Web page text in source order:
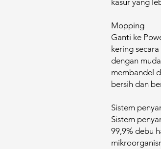
kasur yang
Mopping​
Ganti ke
kering
dengan
membandel
bersih dan
Sistem
Sistem
99,9% debu